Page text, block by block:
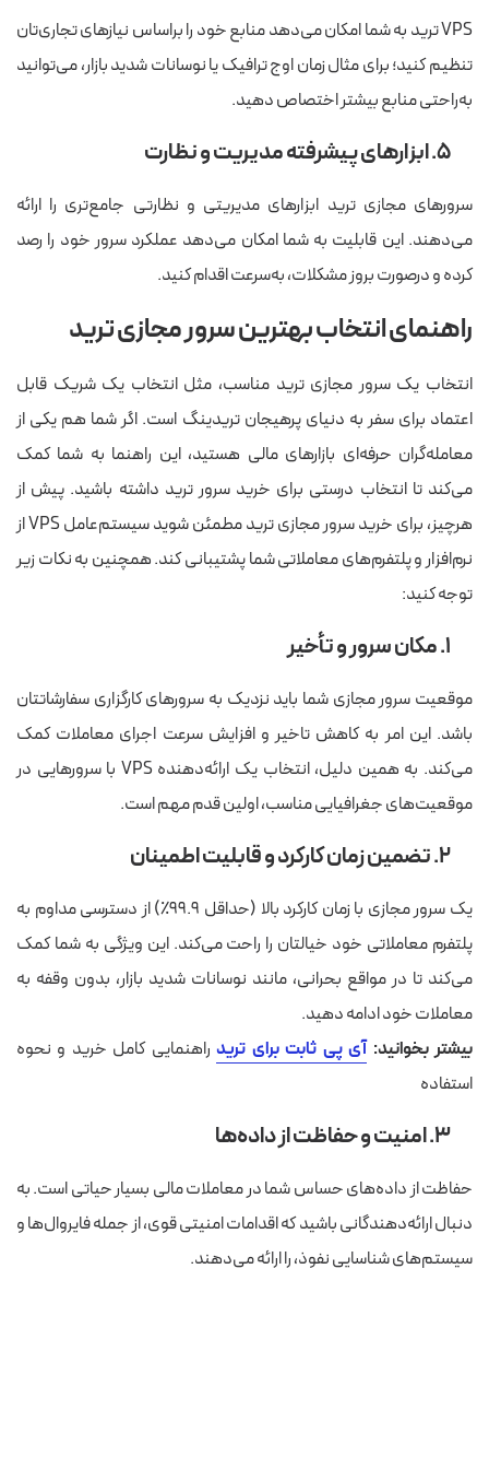
VPS ترید به شما امکان می‌دهد منابع خود را براساس نیازهای تجاری‌تان
تنظیم کنید؛ برای مثال زمان‌ اوج ترافیک یا نوسانات شدید بازار، می‌توانید
به‌راحتی منابع بیشتر اختصاص دهید.
۵. ابزارهای پیشرفته مدیریت و نظارت
سرورهای مجازی ترید ابزارهای مدیریتی و نظارتی جامع‌تری را ارائه
می‌دهند. این قابلیت به شما امکان می‌دهد عملکرد سرور خود را رصد
کرده و درصورت بروز مشکلات، به‌سرعت اقدام کنید.
راهنمای انتخاب بهترین سرور مجازی ترید
انتخاب یک سرور مجازی ترید مناسب، مثل انتخاب یک شریک قابل
اعتماد برای سفر به دنیای پرهیجان تریدینگ است. اگر شما هم یکی از
معامله‌گران حرفه‌ای بازارهای مالی هستید، این راهنما به شما کمک
می‌کند تا انتخاب درستی برای خرید سرور ترید داشته باشید. پیش از
هرچیز، برای خرید سرور مجازی ترید مطمئن شوید سیستم‌عامل VPS از
نرم‌افزار و پلتفرم‌های معاملاتی شما پشتیبانی کند. همچنین به نکات زیر
توجه کنید:
۱. مکان سرور و تأخیر
موقعیت سرور مجازی شما باید نزدیک به سرورهای کارگزاری سفارشاتتان
باشد. این امر به کاهش تاخیر و افزایش سرعت اجرای معاملات کمک
می‌کند. به همین دلیل، انتخاب یک ارائه‌دهنده VPS با سرورهایی در
موقعیت‌های جغرافیایی مناسب، اولین قدم مهم است.
۲. تضمین زمان کارکرد و قابلیت اطمینان
یک سرور مجازی با زمان کارکرد بالا (حداقل ۹۹.۹٪) از دسترسی مداوم به
پلتفرم معاملاتی خود خیالتان را راحت می‌کند. این ویژگی به شما کمک
می‌کند تا در مواقع بحرانی، مانند نوسانات شدید بازار، بدون وقفه به
معاملات خود ادامه دهید.
بیشتر بخوانید:آی پی ثابت برای تریدراهنمایی کامل خرید و نحوه
استفاده
۳. امنیت و حفاظت از داده‌ها
حفاظت از داده‌های حساس شما در معاملات مالی بسیار حیاتی است. به
دنبال ارائه‌دهندگانی باشید که اقدامات امنیتی قوی، از جمله فایروال‌ها و
سیستم‌های شناسایی نفوذ، را ارائه می‌دهند.